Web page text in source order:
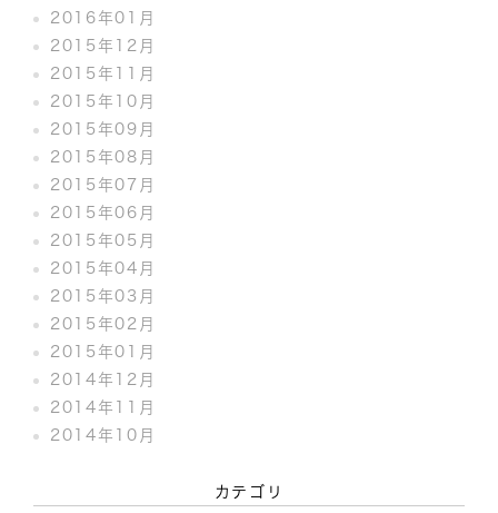
2016年01月
2015年12月
2015年11月
2015年10月
2015年09月
2015年08月
2015年07月
2015年06月
2015年05月
2015年04月
2015年03月
2015年02月
2015年01月
2014年12月
2014年11月
2014年10月
カテゴリ